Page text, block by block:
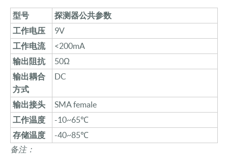
型号
探测器公共参数
工作电压
9V
工作电流
<200mA
输出阻抗
50Ω
输出耦合
方式
DC
输出接头
SMA female
工作温度
-10~65℃
存储温度
-40~85℃
备注：